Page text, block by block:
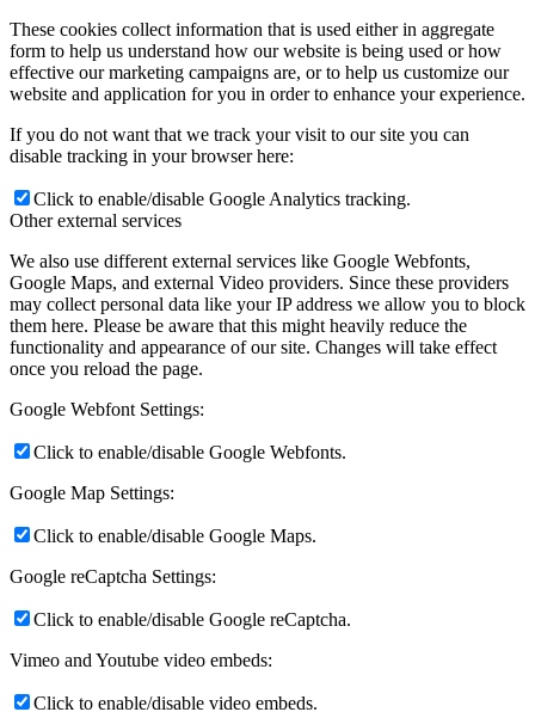
These cookies collect information that is used either in aggregate
form to help us understand how our website is being used or how
effective our marketing campaigns are, or to help us customize our
website and application for you in order to enhance your experience.
If you do not want that we track your visit to our site you can
disable tracking in your browser here:
Click to enable/disable Google Analytics tracking.
Other external services
We also use different external services like Google Webfonts,
Google Maps, and external Video providers. Since these providers
may collect personal data like your IP address we allow you to block
them here. Please be aware that this might heavily reduce the
functionality and appearance of our site. Changes will take effect
once you reload the page.
Google Webfont Settings:
Click to enable/disable Google Webfonts.
Google Map Settings:
Click to enable/disable Google Maps.
Google reCaptcha Settings:
Click to enable/disable Google reCaptcha.
Vimeo and Youtube video embeds:
Click to enable/disable video embeds.